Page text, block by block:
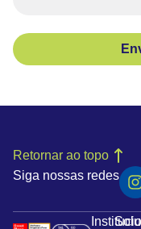
Siga nossas redes
Retornar ao topo